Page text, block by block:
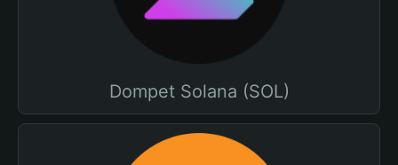
Dompet Solana (SOL)